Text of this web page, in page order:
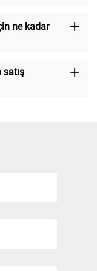
ne kadar
satış